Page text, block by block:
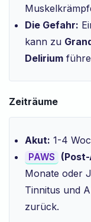
Die Gefahr:
kann zu
Delirium
Zeiträume
Akut: 1-4
PAWS
Monate oder
Tinnitus und
zurück.